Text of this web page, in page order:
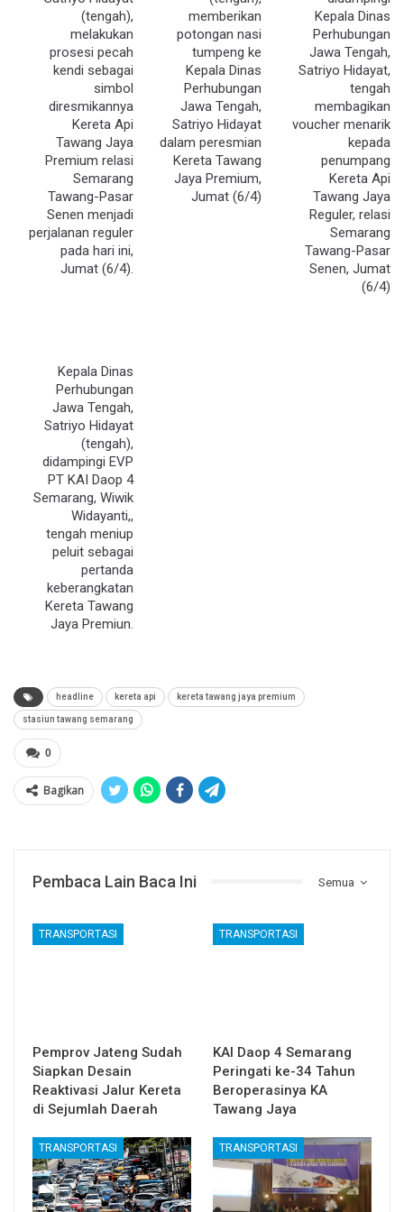
(tengah),
melakukan
prosesi pecah
kendi sebagai
simbol
diresmikannya
Kereta Api
Tawang Jaya
Premium relasi
Semarang
Tawang-Pasar
Senen menjadi
perjalanan reguler
pada hari ini,
Jumat (6/4).
memberikan
potongan nasi
tumpeng ke
Kepala Dinas
Perhubungan
Jawa Tengah,
Satriyo Hidayat
dalam peresmian
Kereta Tawang
Jaya Premium,
Jumat (6/4)
Kepala Dinas
Perhubungan
Jawa Tengah,
Satriyo Hidayat,
tengah
membagikan
voucher menarik
kepada
penumpang
Kereta Api
Tawang Jaya
Reguler, relasi
Semarang
Tawang-Pasar
Senen, Jumat
(6/4)
Kepala Dinas
Perhubungan
Jawa Tengah,
Satriyo Hidayat
(tengah),
didampingi EVP
PT KAI Daop 4
Semarang, Wiwik
Widayanti,,
tengah meniup
peluit sebagai
pertanda
keberangkatan
Kereta Tawang
Jaya Premiun.
headline kereta api kereta tawang jaya premium
stasiun tawang semarang
0
Bagikan
Semua
Pembaca Lain Baca Ini
TRANSPORTASI
Pemprov Jateng Sudah
Siapkan Desain
Reaktivasi Jalur Kereta
di Sejumlah Daerah
TRANSPORTASI
KAI Daop 4 Semarang
Peringati ke-34 Tahun
Beroperasinya KA
Tawang Jaya
TRANSPORTASI TRANSPORTASI